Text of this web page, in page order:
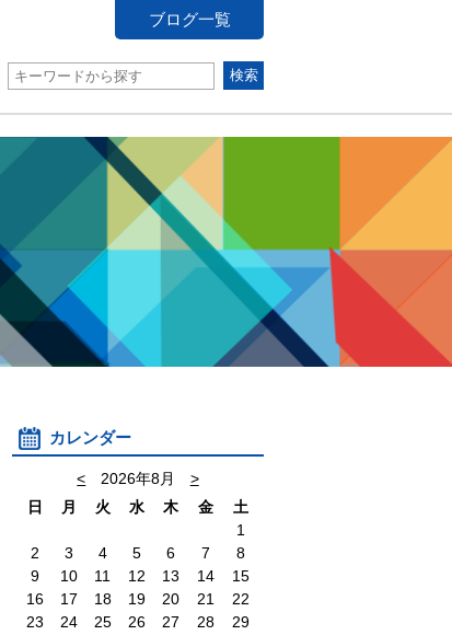
ブログ一覧
カレンダー
< 2026年8月
>
日
月 火 水 木 金
土
1
2
3 4 5 6 7
8
9
10 11 12 13 14
15
16
17 18 19 20 21
22
23
24 25 26 27 28
29